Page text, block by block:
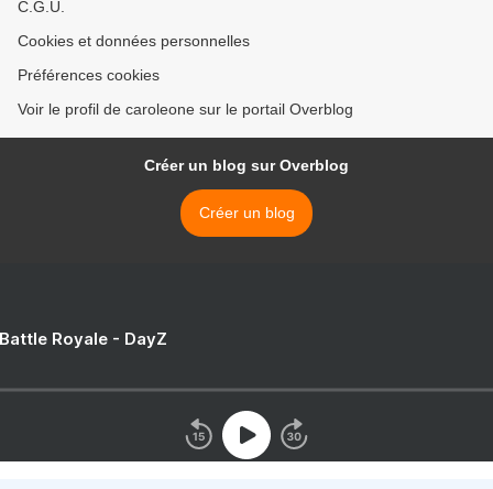
C.G.U.
Cookies et données personnelles
Préférences cookies
Voir le profil de caroleone sur le portail Overblog
Créer un blog sur Overblog
Créer un blog
Royale - DayZ